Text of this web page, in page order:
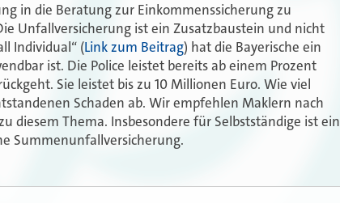
in die Beratung zur Einkommenssicherung zu
Unfallversicherung ist ein Zusatzbaustein und nicht
Individual“ (Link zum Beitrag) hat die Bayerische ein
ist. Die Police leistet bereits ab einem Prozent
Sie leistet bis zu 10 Millionen Euro. Wie viel
Schaden ab. Wir empfehlen Maklern nach
diesem Thema. Insbesondere für Selbstständige ist ein
Summenunfallversicherung.